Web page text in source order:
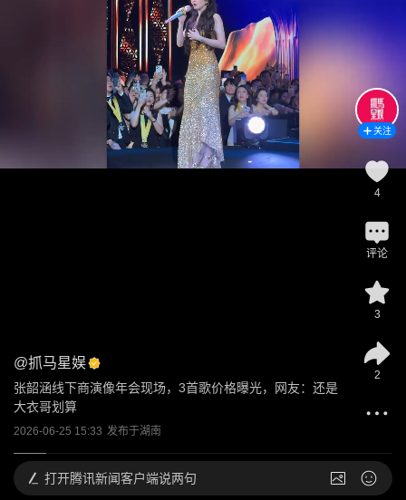
@抓马星娱
张韶涵线下商演像年会现场，3首歌价格曝光，网友：还是
大衣哥划算
2026-06-25 15:33 发布于湖南
关注
4
评论
3
2
打开腾讯新闻客户端说两句